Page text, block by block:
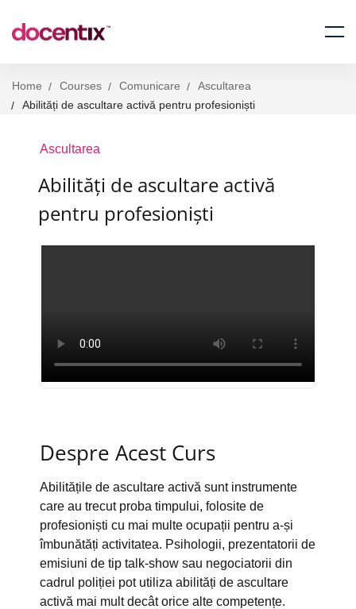
Home Courses Comunicare
Ascultarea
Abilități de ascultare activă pentru profesioniști
Ascultarea
Abilități de ascultare activă
pentru profesioniști
Despre Acest Curs
Abilitățile de ascultare activă sunt instrumente
care au trecut proba timpului, folosite de
profesioniști cu mai multe ocupații pentru a-și
îmbunătăți activitatea. Psihologii, prezentatorii de
emisiuni de tip talk-show sau negociatorii din
cadrul poliției pot utiliza abilități de ascultare
activă mai mult decât orice alte competențe.